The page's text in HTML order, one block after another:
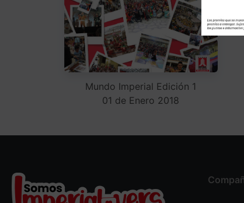
Mundo Imperial Edición 1
01 de Enero 2018